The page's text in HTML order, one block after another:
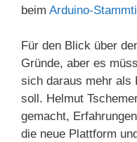
beim Arduino-
Für den Blick über
Gründe, aber es
sich daraus mehr als
soll. Helmut
gemacht,
die neue Plattform